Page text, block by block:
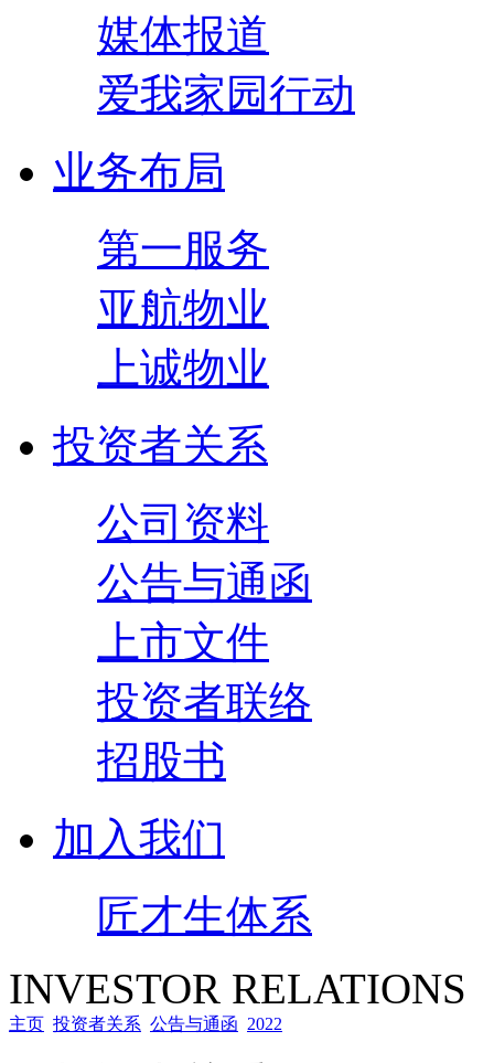
媒体报道
爱我家园行动
业务布局
第一服务
亚航物业
上诚物业
投资者关系
公司资料
公告与通函
上市文件
投资者联络
招股书
加入我们
匠才生体系
INVESTOR RELATIONS
主页 投资者关系 公告与通函 2022